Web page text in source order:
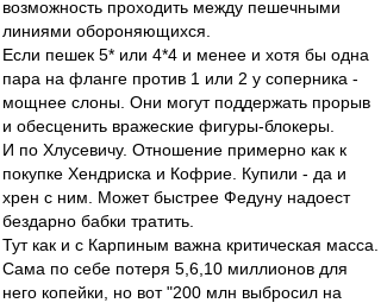
возможность проходить между пешечными
линиями обороняющихся.
Если пешек 5* или 4*4 и менее и хотя бы одна
пара на фланге против 1 или 2 у соперника -
мощнее слоны. Они могут поддержать прорыв
и обесценить вражеские фигуры-блокеры.
И по Хлусевичу. Отношение примерно как к
покупке Хендриска и Кофрие. Купили - да и
хрен с ним. Может быстрее Федуну надоест
бездарно бабки тратить.
Тут как и с Карпиным важна критическая масса.
Сама по себе потеря 5,6,10 миллионов для
него копейки, но вот "200 млн выбросил на